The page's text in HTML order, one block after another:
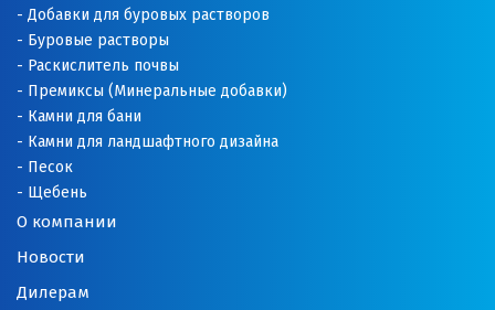
О компании
Новости
Дилерам
Добавки для буровых растворов
Буровые растворы
Раскислитель почвы
Премиксы (Минеральные добавки)
Камни для бани
Камни для ландшафтного дизайна
Песок
Щебень